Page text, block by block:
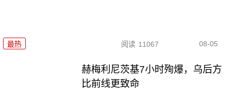
最热 阅读 11067 08-05
赫梅利尼茨基7小时殉爆，乌后方
比前线更致命